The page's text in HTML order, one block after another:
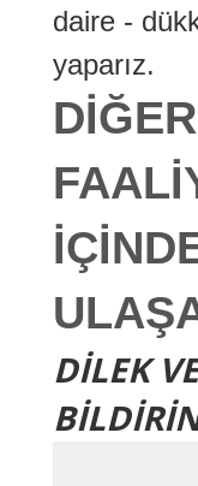
daire -
yaparız.
DİĞER
DİLEK